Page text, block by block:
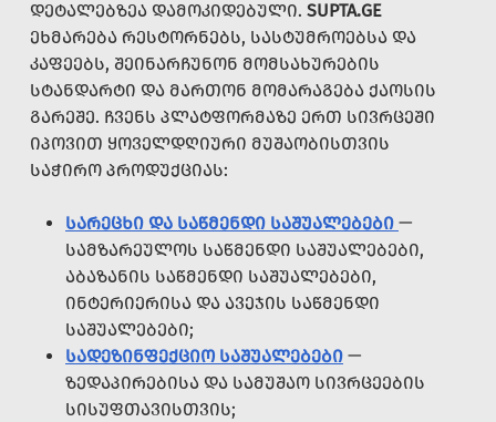
ᲓᲔᲢᲐᲚᲔᲑᲖᲔᲐ ᲓᲐᲛᲝᲙᲘᲓᲔᲑᲣᲚᲘ. SUPTA.GE
ᲔᲮᲛᲐᲠᲔᲑᲐ ᲠᲔᲡᲢᲝᲠᲜᲔᲑᲡ, ᲡᲐᲡᲢᲣᲛᲠᲝᲔᲑᲡᲐ ᲓᲐ
ᲙᲐᲤᲔᲔᲑᲡ, ᲨᲔᲘᲜᲐᲠᲩᲣᲜᲝᲜ ᲛᲝᲛᲡᲐᲮᲣᲠᲔᲑᲘᲡ
ᲡᲢᲐᲜᲓᲐᲠᲢᲘ ᲓᲐ ᲛᲐᲠᲗᲝᲜ ᲛᲝᲛᲐᲠᲐᲒᲔᲑᲐ ᲥᲐᲝᲡᲘᲡ
ᲒᲐᲠᲔᲨᲔ. ᲩᲕᲔᲜᲡ ᲞᲚᲐᲢᲤᲝᲠᲛᲐᲖᲔ ᲔᲠᲗ ᲡᲘᲕᲠᲪᲔᲨᲘ
ᲘᲞᲝᲕᲘᲗ ᲧᲝᲕᲔᲚᲓᲦᲘᲣᲠᲘ ᲛᲣᲨᲐᲝᲑᲘᲡᲗᲕᲘᲡ
ᲡᲐᲭᲘᲠᲝ ᲞᲠᲝᲓᲣᲥᲪᲘᲐᲡ:
ᲡᲐᲠᲔᲪᲮᲘ ᲓᲐ ᲡᲐᲬᲛᲔᲜᲓᲘ ᲡᲐᲨᲣᲐᲚᲔᲑᲔᲑᲘ —
ᲡᲐᲛᲖᲐᲠᲔᲣᲚᲝᲡ ᲡᲐᲬᲛᲔᲜᲓᲘ ᲡᲐᲨᲣᲐᲚᲔᲑᲔᲑᲘ,
ᲐᲑᲐᲖᲐᲜᲘᲡ ᲡᲐᲬᲛᲔᲜᲓᲘ ᲡᲐᲨᲣᲐᲚᲔᲑᲔᲑᲘ,
ᲘᲜᲢᲔᲠᲘᲔᲠᲘᲡᲐ ᲓᲐ ᲐᲕᲔᲯᲘᲡ ᲡᲐᲬᲛᲔᲜᲓᲘ
ᲡᲐᲨᲣᲐᲚᲔᲑᲔᲑᲘ;
ᲡᲐᲓᲔᲖᲘᲜᲤᲔᲥᲪᲘᲝ ᲡᲐᲨᲣᲐᲚᲔᲑᲔᲑᲘ —
ᲖᲔᲓᲐᲞᲘᲠᲔᲑᲘᲡᲐ ᲓᲐ ᲡᲐᲛᲣᲨᲐᲝ ᲡᲘᲕᲠᲪᲔᲔᲑᲘᲡ
ᲡᲘᲡᲣᲤᲗᲐᲕᲘᲡᲗᲕᲘᲡ;